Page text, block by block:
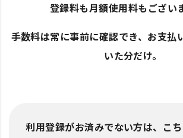
登録料も月額使用料もござい
手数料は常に事前に確認でき、お支払
いた分だけ。
利用登録がお済みでない方は、こ